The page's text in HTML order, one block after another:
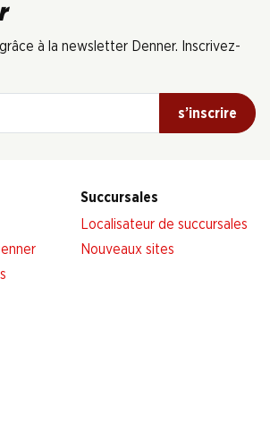
à la newsletter Denner. Inscrivez-
s’inscrire
Succursales
Localisateur de succursales
Nouveaux sites